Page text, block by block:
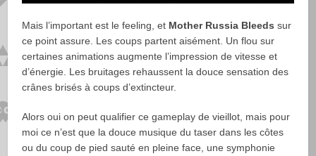
Mais l’important est le feeling, et Mother Russia Bleeds sur
ce point assure. Les coups partent aisément. Un flou sur
certaines animations augmente l’impression de vitesse et
d’énergie. Les bruitages rehaussent la douce sensation des
crânes brisés à coups d’extincteur.
Alors oui on peut qualifier ce gameplay de vieillot, mais pour
moi ce n’est que la douce musique du taser dans les côtes
ou du coup de pied sauté en pleine face, une symphonie